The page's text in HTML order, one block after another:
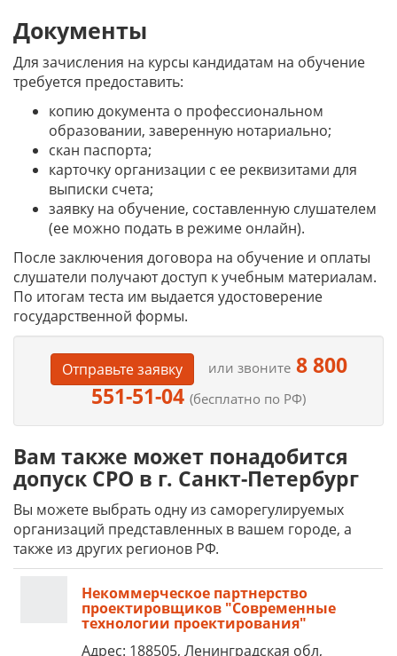
Документы
Для зачисления на курсы кандидатам на обучение
требуется предоставить:
копию документа о профессиональном
образовании, заверенную нотариально;
скан паспорта;
карточку организации с ее реквизитами для
выписки счета;
заявку на обучение, составленную слушателем
(ее можно подать в режиме онлайн).
После заключения договора на обучение и оплаты
слушатели получают доступ к учебным материалам.
По итогам теста им выдается удостоверение
государственной формы.
Отправьте заявку или звоните8 800
551-51-04 (бесплатно по РФ)
Вам также может понадобится
допуск СРО в г. Санкт-Петербург
Вы можете выбрать одну из саморегулируемых
организаций представленных в вашем городе, а
также из других регионов РФ.
Некоммерческое партнерство
проектировщиков "Современные
технологии проектирования"
Адрес: 188505, Ленинградская обл,